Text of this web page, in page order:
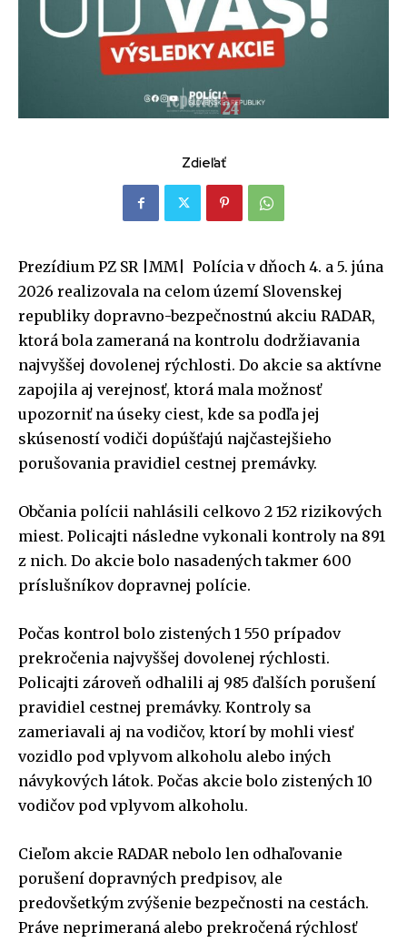
Zdieľať
Prezídium PZ SR |MM| Polícia v dňoch 4. a 5. júna
2026 realizovala na celom území Slovenskej
republiky dopravno-bezpečnostnú akciu RADAR,
ktorá bola zameraná na kontrolu dodržiavania
najvyššej dovolenej rýchlosti. Do akcie sa aktívne
zapojila aj verejnosť, ktorá mala možnosť
upozorniť na úseky ciest, kde sa podľa jej
skúseností vodiči dopúšťajú najčastejšieho
porušovania pravidiel cestnej premávky.
Občania polícii nahlásili celkovo 2 152 rizikových
miest. Policajti následne vykonali kontroly na 891
z nich. Do akcie bolo nasadených takmer 600
príslušníkov dopravnej polície.
Počas kontrol bolo zistených 1 550 prípadov
prekročenia najvyššej dovolenej rýchlosti.
Policajti zároveň odhalili aj 985 ďalších porušení
pravidiel cestnej premávky. Kontroly sa
zameriavali aj na vodičov, ktorí by mohli viesť
vozidlo pod vplyvom alkoholu alebo iných
návykových látok. Počas akcie bolo zistených 10
vodičov pod vplyvom alkoholu.
Cieľom akcie RADAR nebolo len odhaľovanie
porušení dopravných predpisov, ale
predovšetkým zvýšenie bezpečnosti na cestách.
Práve neprimeraná alebo prekročená rýchlosť